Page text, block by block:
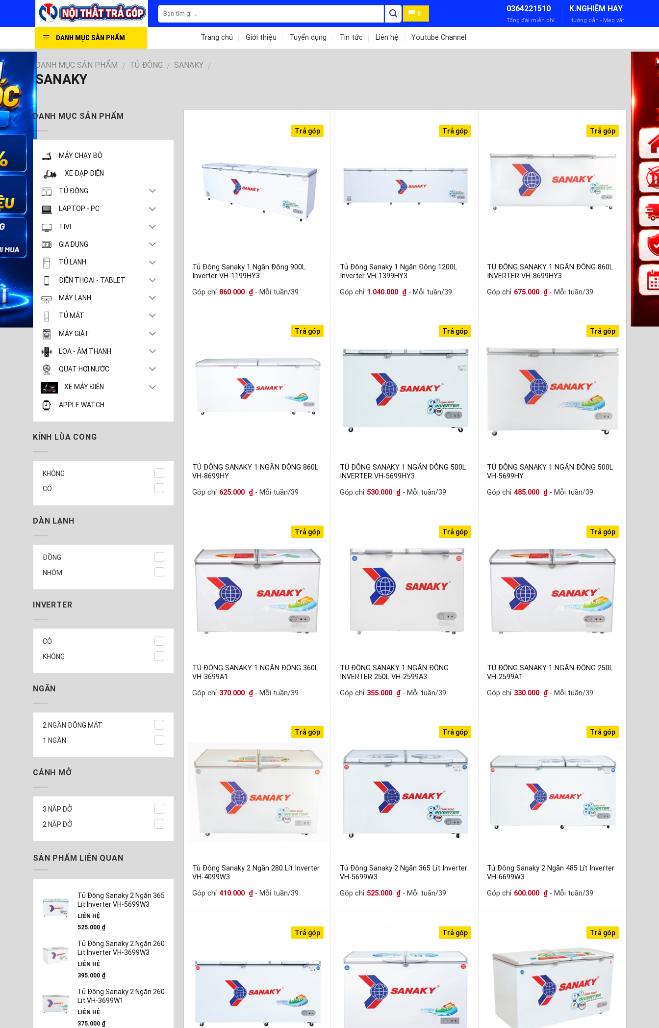
0
0364221510
Tổng đài miễn phí
K.NGHIỆM HAY
Hướng dẫn - Mẹo vặt
DANH MỤC SẢN PHẨM Trang chủ Giới thiệu Tuyển dụng Tin tức Liên hệ Youtube Channel
DANH MỤC SẢN PHẨM / TỦ ĐÔNG / SANAKY /
SANAKY
DANH MỤC SẢN PHẨM
MÁY CHẠY BỘ
XE ĐẠP ĐIỆN
TỦ ĐÔNG
LAPTOP - PC
TIVI
GIA DỤNG
TỦ LẠNH
ĐIỆN THOẠI - TABLET
MÁY LẠNH
TỦ MÁT
MÁY GIẶT
LOA - ÂM THANH
QUẠT HƠI NƯỚC
XE MÁY ĐIỆN
APPLE WATCH
KÍNH LÙA CONG
KHÔNG
CÓ
DÀN LẠNH
ĐỒNG
NHÔM
INVERTER
CÓ
KHÔNG
NGĂN
2 NGĂN ĐÔNG MÁT
1 NGĂN
CÁNH MỞ
3 NẮP DỞ
2 NẮP DỞ
SẢN PHẨM LIÊN QUAN
Tủ Đông Sanaky 2 Ngăn 365
Lít Inverter VH-5699W3
LIÊN HỆ
525.000 ₫
Tủ Đông Sanaky 2 Ngăn 260
Lít Inverter VH-3699W3
LIÊN HỆ
395.000 ₫
Tủ Đông Sanaky 2 Ngăn 260
Lít VH-3699W1
LIÊN HỆ
375.000 ₫
Trả góp
Tủ Đông Sanaky 1 Ngăn Đông 900L
Inverter VH-1199HY3
Góp chỉ 860.000 ₫ - Mỗi tuần/39
Trả góp
Tủ Đông Sanaky 1 Ngăn Đông 1200L
Inverter VH-1399HY3
Góp chỉ 1.040.000 ₫ - Mỗi tuần/39
Trả góp
TỦ ĐÔNG SANAKY 1 NGĂN ĐÔNG 860L
INVERTER VH-8699HY3
Góp chỉ 675.000 ₫ - Mỗi tuần/39
Trả góp
TỦ ĐÔNG SANAKY 1 NGĂN ĐÔNG 860L
VH-8699HY
Góp chỉ 625.000 ₫ - Mỗi tuần/39
Trả góp
TỦ ĐÔNG SANAKY 1 NGĂN ĐÔNG 500L
INVERTER VH-5699HY3
Góp chỉ 530.000 ₫ - Mỗi tuần/39
Trả góp
TỦ ĐÔNG SANAKY 1 NGĂN ĐÔNG 500L
VH-5699HY
Góp chỉ485.000 ₫ - Mỗi tuần/39
Trả góp
TỦ ĐÔNG SANAKY 1 NGĂN ĐÔNG 360L
VH-3699A1
Góp chỉ 370.000 ₫ - Mỗi tuần/39
Trả góp
TỦ ĐÔNG SANAKY 1 NGĂN ĐÔNG
INVERTER 250L VH-2599A3
Góp chỉ 355.000 ₫ - Mỗi tuần/39
Trả góp
TỦ ĐÔNG SANAKY 1 NGĂN ĐÔNG 250L
VH-2599A1
Góp chỉ 330.000 ₫ - Mỗi tuần/39
Trả góp
Tủ Đông Sanaky 2 Ngăn 280 Lít Inverter
VH-4099W3
Góp chỉ 410.000 ₫ - Mỗi tuần/39
Trả góp
Tủ Đông Sanaky 2 Ngăn 365 Lít Inverter
VH-5699W3
Góp chỉ 525.000 ₫ - Mỗi tuần/39
Trả góp
Tủ Đông Sanaky 2 Ngăn 485 Lít Inverter
VH-6699W3
Góp chỉ 600.000 ₫ - Mỗi tuần/39
Trả góp Trả góp Trả góp